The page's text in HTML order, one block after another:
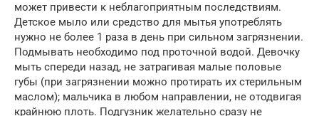
может привести к неблагоприятным последствиям.
Детское мыло или средство для мытья употреблять
нужно не более 1 раза в день при сильном загрязнении.
Подмывать необходимо под проточной водой. Девочку
мыть спереди назад, не затрагивая малые половые
губы (при загрязнении можно протирать их стерильным
маслом); мальчика в любом направлении, не отодвигая
крайнюю плоть. Подгузник желательно сразу не